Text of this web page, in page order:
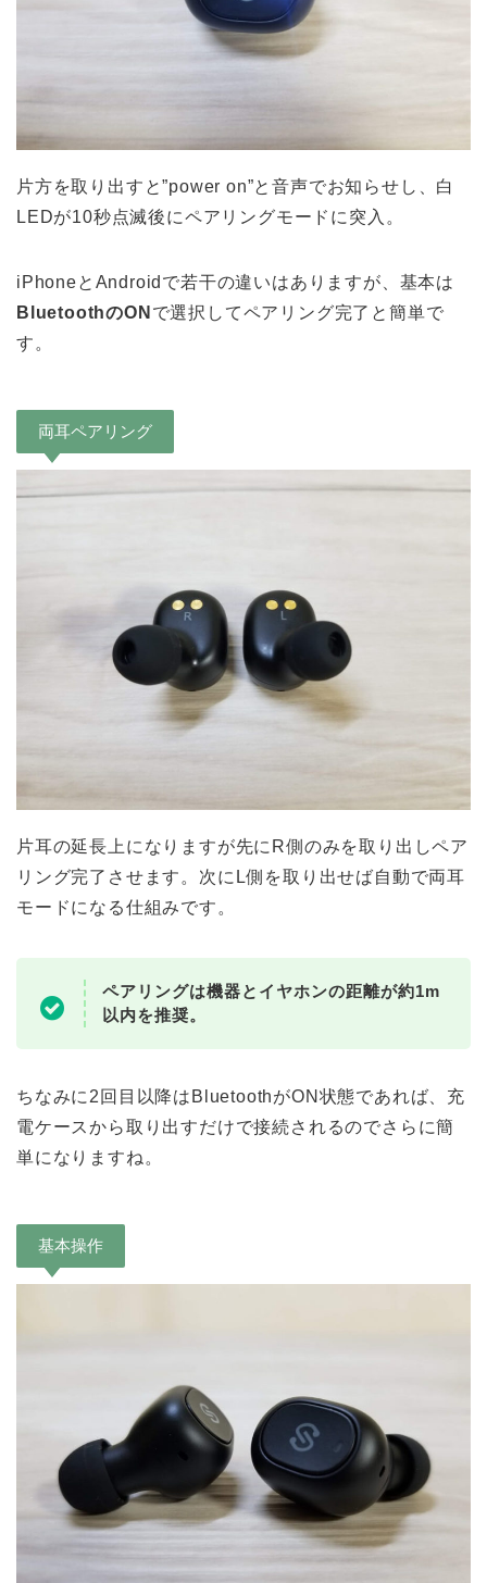
片方を取り出すと”power on”と音声でお知らせし、白
LEDが10秒点滅後にペアリングモードに突入。
iPhoneとAndroidで若干の違いはありますが、基本は
BluetoothのON で選択してペアリング完了と簡単で
す。
両耳ペアリング
片耳の延長上になりますが先にR側のみを取り出しペア
リング完了させます。次にL側を取り出せば自動で両耳
モードになる仕組みです。
ペアリングは機器とイヤホンの距離が約1m
以内を推奨。
ちなみに2回目以降はBluetoothがON状態であれば、充
電ケースから取り出すだけで接続されるのでさらに簡
単になりますね。
基本操作